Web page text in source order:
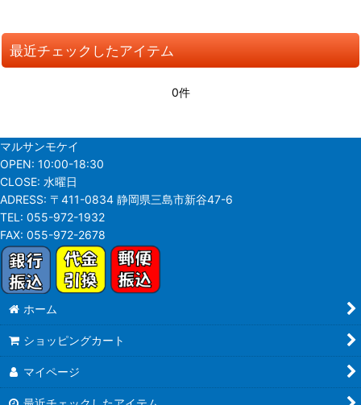
並び順:
絞り込む
最近チェックしたアイテム
0件
マルサンモケイ
OPEN: 10:00-18:30
CLOSE: 水曜日
ADRESS: 〒411-0834 静岡県三島市新谷47-6
TEL: 055-972-1932
FAX: 055-972-2678
ホーム
ショッピングカート
マイページ